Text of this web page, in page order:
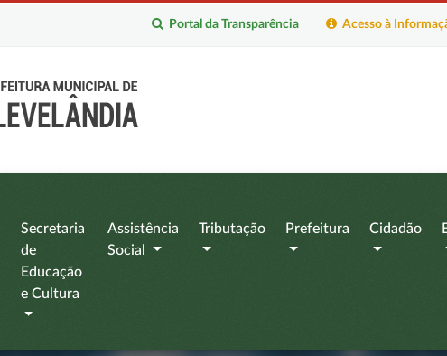
Acesso à
Portal da Transparência
Secretaria
de
Educação
e Cultura
Assistência
Social
Tributação Prefeitura Cidadão